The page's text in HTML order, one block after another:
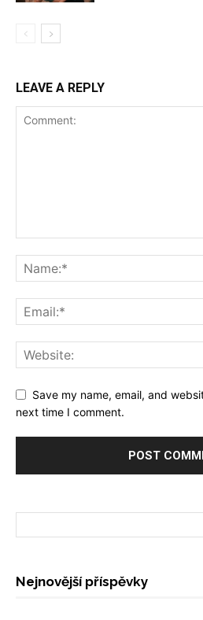
LEAVE A REPLY
Save my name, email, and
next time I comment.
Nejnovější příspěvky